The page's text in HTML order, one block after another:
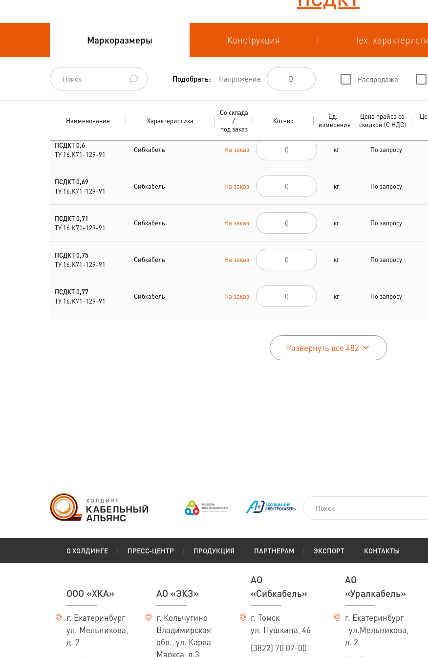
Провода силовые для
Провода
спец.назначения
Провода
Шнуры шахтные
Маркоразмеры Конструкция Тех.
Подобрать: Напряжение Распродажа
Наименование Характеристика
Со склада
/
под заказ
Кол-во
Ед.
измерения
Цена прайса со
скидкой (С НДС)
ПСДКТ 0,6
ТУ 16.К71-129-91
Сибкабель На заказ кг По запросу
ПСДКТ 0,69
ТУ 16.К71-129-91
Сибкабель На заказ кг По запросу
ПСДКТ 0,71
ТУ 16.К71-129-91
Сибкабель На заказ кг По запросу
ПСДКТ 0,75
ТУ 16.К71-129-91
Сибкабель На заказ кг По запросу
ПСДКТ 0,77
ТУ 16.К71-129-91
Сибкабель На заказ кг По запросу
Развернуть все 482
О ХОЛДИНГЕ ПРЕСС-ЦЕНТР ПРОДУКЦИЯ ПАРТНЕРАМ ЭКСПОРТ КОНТАКТЫ
ООО «ХКА»
г. Екатеринбург
ул. Мельникова,
д. 2
АО «ЭКЗ»
г. Кольчугино
Владимирская
обл., ул. Карла
Маркса, д.3
АО
«Сибкабель»
г. Томск
ул. Пушкина, 46
(3822) 70 07-00
АО
«Уралкабель»
г. Екатеринбург
ул.Мельникова,
д. 2